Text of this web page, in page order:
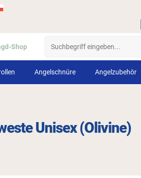
Shop
Angelschnüre Angelzubehör
Unisex (Olivine)